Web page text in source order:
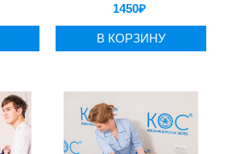
1450₽
В КОРЗИНУ